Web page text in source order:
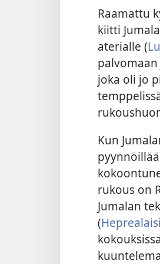
Raamattu
kiitti
aterialle (
joka oli jo
Kun
rukous on
Jumalan
(